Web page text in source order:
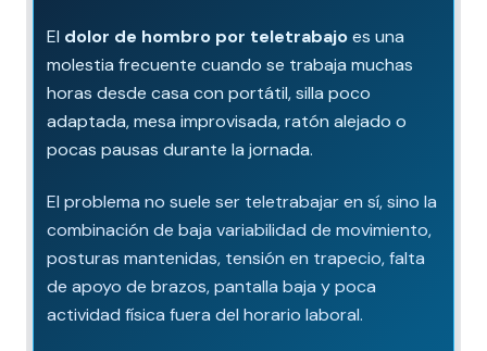
El dolor de hombro por teletrabajoes una
molestia frecuente cuando se trabaja muchas
horas desde casa con portátil, silla poco
adaptada, mesa improvisada, ratón alejado o
pocas pausas durante la jornada.
El problema no suele ser teletrabajar en sí, sino la
combinación de baja variabilidad de movimiento,
posturas mantenidas, tensión en trapecio, falta
de apoyo de brazos, pantalla baja y poca
actividad física fuera del horario laboral.